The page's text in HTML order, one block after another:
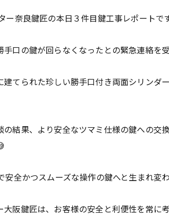
ー奈良鍵匠の本日３件目鍵工事レポートで
手口の鍵が回らなくなったとの緊急連絡を
建てられた珍しい勝手口付き両面シリンダ
の結果、より安全なツマミ仕様の鍵への交
安全かつスムーズな操作の鍵へと生まれ変わ
大阪鍵匠は、お客様の安全と利便性を常に